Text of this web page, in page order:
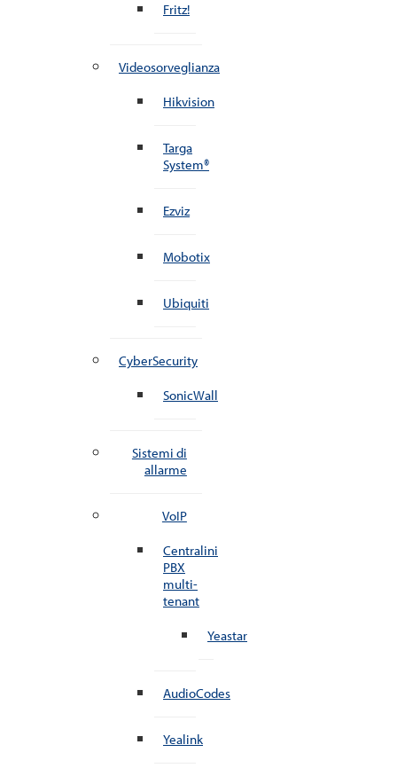
Fritz!
Videosorveglianza
Hikvision
Targa
System®
Ezviz
Mobotix
Ubiquiti
CyberSecurity
SonicWall
Sistemi di
allarme
VoIP
Centralini
PBX
multi-
tenant
Yeastar
AudioCodes
Yealink